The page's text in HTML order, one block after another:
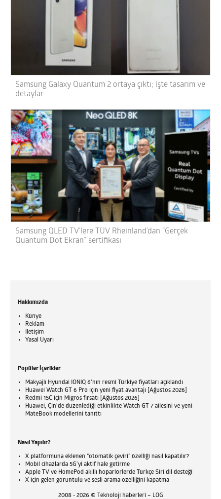
Samsung Galaxy Quantum 2 ortaya çıktı; işte tasarım ve
detaylar
Samsung QLED TV’lere TÜV Rheinland’dan ”Gerçek
Quantum Dot Ekran” sertifikası
Hakkımızda
Künye
Reklam
İletişim
Yasal Uyarı
Popüler İçerikler
Makyajlı Hyundai IONIQ 6'nın resmi Türkiye fiyatları açıklandı
Huawei Watch GT 6 Pro için yeni fiyat avantajı [Ağustos 2026]
Redmi 15C için Migros fırsatı [Ağustos 2026]
Huawei, Çin'de düzenlediği etkinlikte Watch GT 7 ailesini ve yeni
MateBook modellerini tanıttı
Nasıl Yapılır?
X platformuna eklenen “otomatik çeviri” özelliği nasıl kapatılır?
Mobil cihazlarda 5G’yi aktif hale getirme
Apple TV ve HomePod akıllı hoparlörlerde Türkçe Siri dil desteği
X için gelen görüntülü ve sesli arama özelliğini kapatma
2008 - 2026 © Teknoloji haberleri – LOG